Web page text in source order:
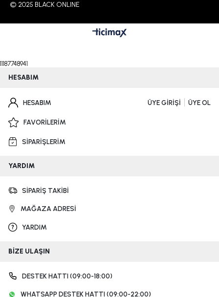
© 2025 BLACK ONLINE
11187748941
HESABIM
HESABIM ÜYE GİRİŞİ ÜYE OL
FAVORİLERİM
SİPARİŞLERİM
YARDIM
SİPARİŞ TAKİBİ
MAĞAZA ADRESİ
YARDIM
BİZE ULAŞIN
DESTEK HATTI (09:00-18:00)
WHATSAPP DESTEK HATTI (09:00-22:00)